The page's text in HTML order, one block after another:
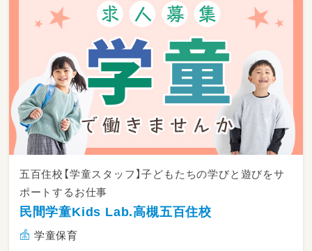
五百住校【学童スタッフ】子どもたちの学びと遊びをサ
ポートするお仕事
民間学童Kids Lab.高槻五百住校
学童保育